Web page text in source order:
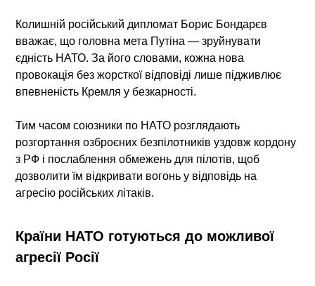
Колишній російський дипломат Борис Бондарєв
вважає, що головна мета Путіна —зруйнувати
єдність НАТО. За його словами, кожна нова
провокація без жорсткої відповіді лише підживлює
впевненість Кремля у безкарності.
Тим часом союзники по НАТО розглядають
розгортання озброєних безпілотників уздовж кордону
з РФ і послаблення обмежень для пілотів, щоб
дозволити їм відкривати вогонь у відповідь на
агресію російських літаків.
Країни НАТО готуються до можливої
агресії Росії